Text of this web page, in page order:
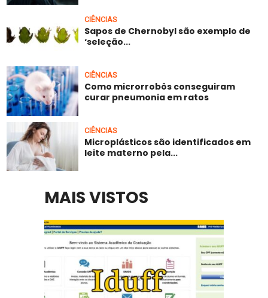
CIÊNCIAS
Sapos de Chernobyl são exemplo de
‘seleção...
CIÊNCIAS
Como microrrobôs conseguiram
curar pneumonia em ratos
CIÊNCIAS
Microplásticos são identificados em
leite materno pela...
MAIS VISTOS